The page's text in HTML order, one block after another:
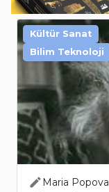
Maria Popova
Kültür Sanat
Bilim Teknoloji